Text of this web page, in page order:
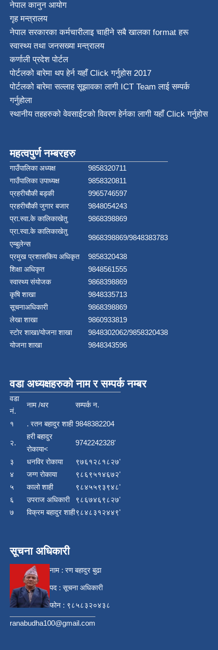
नेपाल कानुन आयाेग
गृह मन्त्रालय
नेपाल सरकारका कर्मचारीलाइ चाहीने सबै खालका format हरू
स्वास्थ्य तथा जनस‌ख्या मन्त्रालय
कर्णाली प्रदेश पाेर्टल
पोर्टलको बारेमा थप हेर्नयहाँ Click गर्नुहोस2017
पोर्टलको बारेमा सल्लाह सूझावका लागी ICT Teamलाई सम्पर्क
गर्नुहोला
स्थानीय तहहरुको वेवसाईटको विवरण हेर्नका लागी यहाँ Click गर्नुहोस
महत्वपुर्ण नम्बरहरु
गाउँपालिका अध्यक्ष
9858320711
गाउँपालिका उपाध्यक्ष
9858320811
प्रहरीचौकी बड्की
9965746597
प्रहरीचौकी जुगार बजार
9848054243
प्रा.स्वा.के कालिकाखेतु
9868398869
प्रा.स्वा.के कालिकाखेतु
एम्बुलेन्स
9868398869/9848383783
प्रमुख प्रशासकिय अधिकृत
9858320438
शिक्षा अधिकृत
9848561555
स्वास्थ्य संयोजक
9868398869
कृषि शाखा
9848335713
सूचनाअधिकारी
9868398869
लेखा शाखा
9860933819
स्टाेर शाखा/योजना शाखा
9848302062/9858320438
योजना शाखा
9848343596
वडा अध्यक्षहरुको नाम र सम्पर्क नम्बर
वडा
नं.
नाम /थर सम्पर्क न.
१ . रतन बहादुर शाही 9848382204
२.
हरी बहादुर
रोकाया<
9742242328'
३ धनविर रोकाया
९७६१२८१८२७'
४
जग्ग रोकाया
९८६९५१४६७२'
५
कालो शाही
९८४५५९३९४८'
६
उपराज अधिकारी
९८६७४६९८२७'
७
विक्रम बहादुर शाही९८४८३१२४४९'
सूचना अधिकारी
नाम : रण बहादुर बुढा
पद : सूचना अधिकारी
फोन : ९८५८३२०४३८
ranabudha100@gmail.com